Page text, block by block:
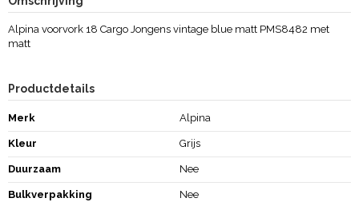
Alpina voorvork 18 Cargo Jongens vintage blue matt PMS8482 met
matt
Productdetails
Merk Alpina
Kleur Grijs
Duurzaam Nee
Bulkverpakking Nee